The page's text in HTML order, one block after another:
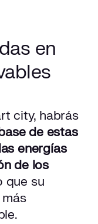
en
city, habrás
de estas
energías
de los
que su